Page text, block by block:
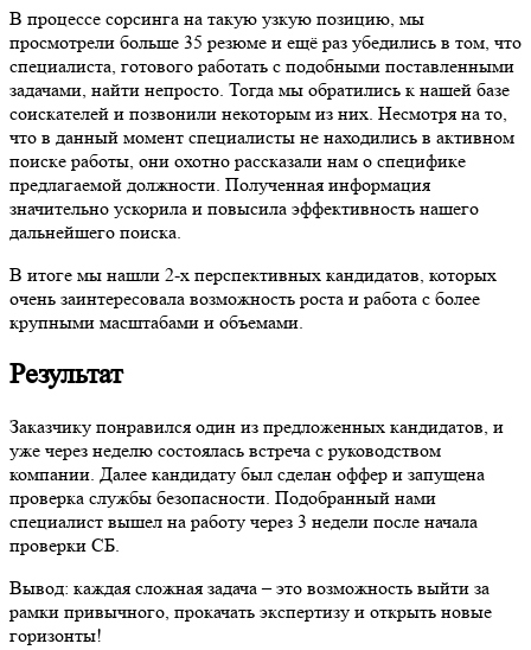
В процессе сорсинга на такую узкую позицию, мы
просмотрели больше 35 резюме и ещё раз убедились в том, что
специалиста, готового работать с подобными поставленными
задачами, найти непросто. Тогда мы обратились к нашей базе
соискателей и позвонили некоторым из них. Несмотря на то,
что в данный момент специалисты не находились в активном
поиске работы, они охотно рассказали нам о специфике
предлагаемой должности. Полученная информация
значительно ускорила и повысила эффективность нашего
дальнейшего поиска.
В итоге мы нашли 2-х перспективных кандидатов, которых
очень заинтересовала возможность роста и работа с более
крупными масштабами и объемами.
Результат
Заказчику понравился один из предложенных кандидатов, и
уже через неделю состоялась встреча с руководством
компании. Далее кандидату был сделан оффер и запущена
проверка службы безопасности. Подобранный нами
специалист вышел на работу через 3 недели после начала
проверки СБ.
Вывод: каждая сложная задача – это возможность выйти за
рамки привычного, прокачать экспертизу и открыть новые
горизонты!